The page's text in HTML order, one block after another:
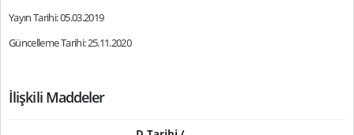
Yayın Tarihi: 05.03.2019
Güncelleme Tarihi: 25.11.2020
İlişkili Maddeler